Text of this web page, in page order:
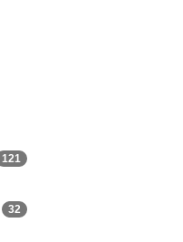
121
32